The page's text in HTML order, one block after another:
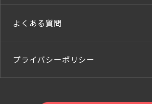
よくある質問
プライバシーポリシー